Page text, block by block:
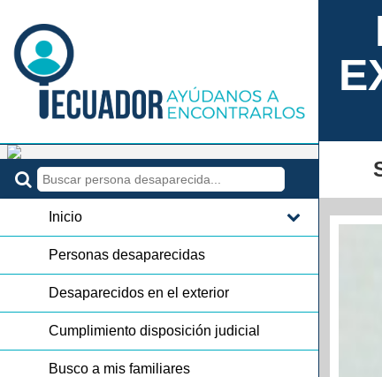
Inicio
Personas desaparecidas
Desaparecidos en el exterior
Cumplimiento disposición judicial
Busco a mis familiares